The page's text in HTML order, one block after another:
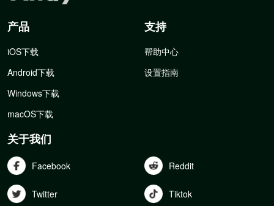
产品
iOS下载
Android下载
Windows下载
macOS下载
支持
帮助中心
设置指南
关于我们
Facebook Reddit
Twitter Tiktok